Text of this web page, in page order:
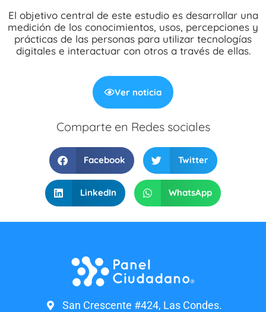
El objetivo central de este estudio es desarrollar una
medición de los conocimientos, usos, percepciones y
prácticas de las personas para utilizar tecnologías
digitales e interactuar con otros a través de ellas.
Ver noticia
Comparte en Redes sociales
Facebook Twitter
LinkedIn WhatsApp
San Crescente #424, Las Condes.